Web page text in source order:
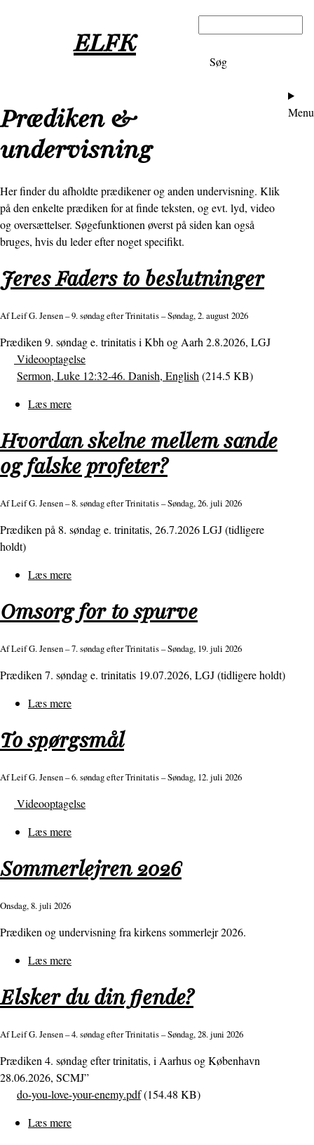
ELFK
Søg
Prædiken &
undervisning
Her finder du afholdte prædikener og anden undervisning. Klik
på den enkelte prædiken for at finde teksten, og evt. lyd, video
og oversættelser. Søgefunktionen øverst på siden kan også
bruges, hvis du leder efter noget specifikt.
Jeres Faders to beslutninger
AfLeif G. Jensen– 9. søndag efter Trinitatis – Søndag, 2. august 2026
Prædiken 9. søndag e. trinitatis i Kbh og Aarh 2.8.2026, LGJ
Videooptagelse
Sermon, Luke 12:32-46. Danish, English (214.5 KB)
Læs mere
Faders
to
beslutninger
Hvordan skelne mellem sande
og falske profeter?
AfLeif G. Jensen– 8. søndag efter Trinitatis – Søndag, 26. juli 2026
Prædiken på 8. søndag e. trinitatis, 26.7.2026 LGJ (tidligere
holdt)
Læs mere
skelne
mellem
falske
Omsorg for to spurve
AfLeif G. Jensen– 7. søndag efter Trinitatis – Søndag, 19. juli 2026
Prædiken 7. søndag e. trinitatis 19.07.2026, LGJ (tidligere holdt)
Læs mere
for
to
To spørgsmål
AfLeif G. Jensen– 6. søndag efter Trinitatis – Søndag, 12. juli 2026
Videooptagelse
Læs mere
spørgsmål
Sommerlejren 2026
Onsdag, 8. juli 2026
Prædiken og undervisning fra kirkens sommerlejr 2026.
Læs mere
2026
Elsker du din fjende?
AfLeif G. Jensen– 4. søndag efter Trinitatis – Søndag, 28. juni 2026
Prædiken 4. søndag efter trinitatis, i Aarhus og København
28.06.2026, SCMJ”
do-you-love-your-enemy.pdf(154.48 KB)
Læs mere
Menu